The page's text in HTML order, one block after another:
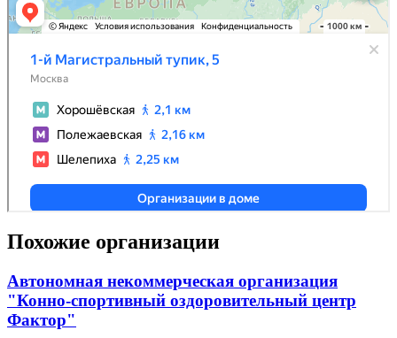
Похожие организации
Автономная некоммерческая организация
"Конно-спортивный оздоровительный центр
Фактор"